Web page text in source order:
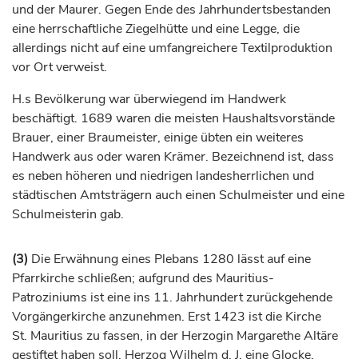
und der Maurer. Gegen Ende des Jahrhundertsbestanden
eine herrschaftliche Ziegelhütte und eine Legge, die
allerdings nicht auf eine umfangreichere Textilproduktion
vor Ort verweist.
H.s Bevölkerung war überwiegend im Handwerk
beschäftigt. 1689 waren die meisten Haushaltsvorstände
Brauer, einer Braumeister, einige übten ein weiteres
Handwerk aus oder waren Krämer. Bezeichnend ist, dass
es neben höheren und niedrigen landesherrlichen und
städtischen Amtsträgern auch einen Schulmeister und eine
Schulmeisterin gab.
(3) Die Erwähnung eines Plebans 1280 lässt auf eine
Pfarrkirche schließen; aufgrund des Mauritius-
Patroziniums ist eine ins 11. Jahrhundertzurückgehende
Vorgängerkirche anzunehmen. Erst 1423 ist die Kirche
St. Mauritius zu fassen, in der Herzogin Margarethe Altäre
gestiftet haben soll, HerzogWilhelm d. J. eine Glocke.